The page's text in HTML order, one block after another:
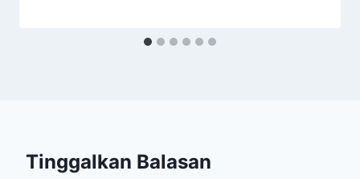
Tinggalkan Balasan